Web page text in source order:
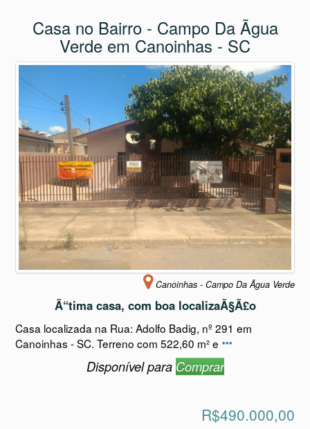
Canoinhas - Campo Da Ãgua Verde
Ã“tima casa, com boa localizaÃ§Ã£o
Casa localizada na Rua: Adolfo Badig, nº 291 em
Canoinhas - SC. Terreno com 522,60 m² e
Disponível paraComprar
R$490.000,00
A VENDA - Casa em Alvenaria com
Bairro Vila Nova - TB